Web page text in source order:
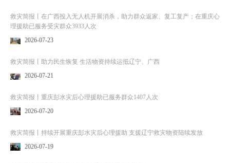
救灾简报丨在广西投入无人机开展消杀，助力群众返家、复工复产；在重庆心
理援助已服务受灾群众3933人次
2026-07-23
救灾简报丨助力民生恢复 生活物资持续运抵辽宁、广西
2026-07-21
救灾简报丨重庆彭水灾后心理援助已服务群众1407人次
2026-07-20
救灾简报丨持续开展重庆彭水灾后心理援助 支援辽宁救灾物资陆续发放
2026-07-19